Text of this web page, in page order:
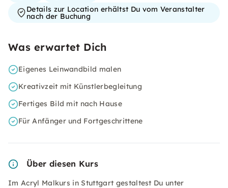
Details zur Location erhältst Du vom Veranstalter
nach der Buchung
Was erwartet Dich
Eigenes Leinwandbild malen
Kreativzeit mit Künstlerbegleitung
Fertiges Bild mit nach Hause
Für Anfänger und Fortgeschrittene
Über diesen Kurs
Im Acryl Malkurs in Stuttgart gestaltest Du unter